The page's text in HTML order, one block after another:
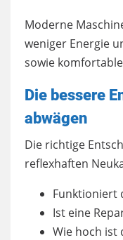
Moderne
weniger Energie
sowie
Die bessere
abwägen
Die richtige
reflexhaften
Funktioniert
Ist eine
Wie hoch ist